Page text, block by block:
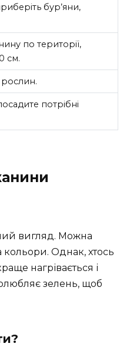
бур’яни,
по території,
см.
потрібні
вигляд. Можна
кольори. Однак, хтось
нагрівається і
зелень, щоб